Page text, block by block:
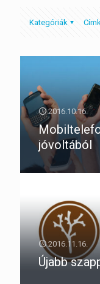
Kategóriák
2016.10.16.
jóvoltából
2016.11.16.
Újabb